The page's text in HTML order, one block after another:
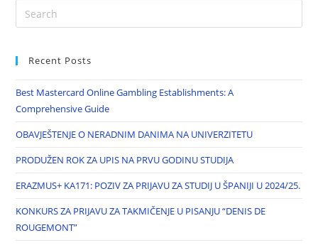
Recent Posts
Best Mastercard Online Gambling Establishments: A
Comprehensive Guide
OBAVJEŠTENJE O NERADNIM DANIMA NA UNIVERZITETU
PRODUŽEN ROK ZA UPIS NA PRVU GODINU STUDIJA
ERAZMUS+ KA171: POZIV ZA PRIJAVU ZA STUDIJ U ŠPANIJI U 2024/25.
KONKURS ZA PRIJAVU ZA TAKMIČENJE U PISANJU “DENIS DE
ROUGEMONT”